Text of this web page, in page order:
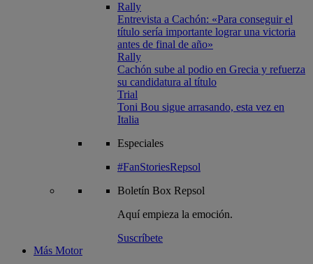
Rally
Entrevista a Cachón: «Para conseguir el
título sería importante lograr una victoria
antes de final de año»
Rally
Cachón sube al podio en Grecia y refuerza
su candidatura al título
Trial
Toni Bou sigue arrasando, esta vez en
Italia
Especiales
#FanStoriesRepsol
Boletín Box Repsol
Aquí empieza la emoción.
Suscríbete
Más Motor